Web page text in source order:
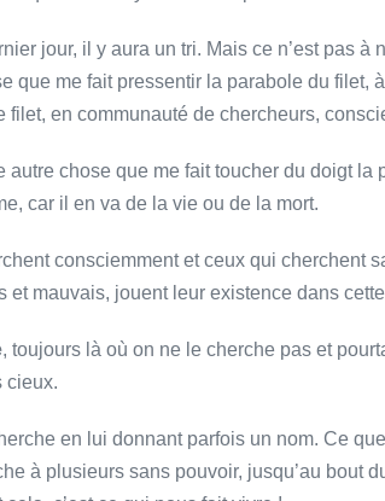
jour, il y aura un tri. Mais ce n’est pas à
que me fait pressentir la parabole du filet,
filet, en communauté de chercheurs,
autre chose que me fait toucher du doigt la
car il en va de la vie ou de la mort.
consciemment et ceux qui cherchent
et mauvais, jouent leur existence dans
, toujours là où on ne le cherche pas et
cieux.
en lui donnant parfois un nom. Ce
à plusieurs sans pouvoir, jusqu’au bout